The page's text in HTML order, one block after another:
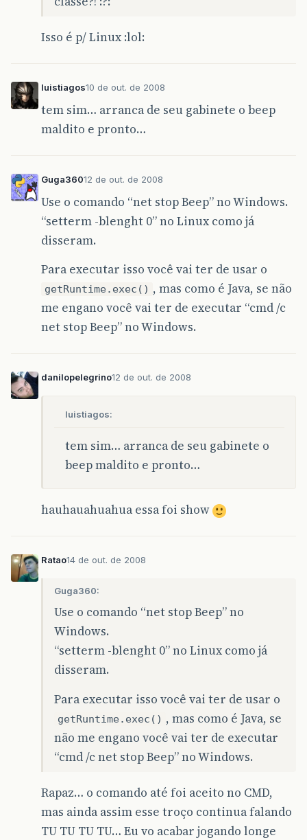
Isso é p/ Linux :lol:
luistiagos10 de out. de 2008
tem sim… arranca de seu gabinete o beep
maldito e pronto…
Guga36012 de out. de 2008
Use o comando “net stop Beep” no Windows.
“setterm -blenght 0” no Linux como já
disseram.
Para executar isso você vai ter de usar o
getRuntime.exec() , mas como é Java, se não
me engano você vai ter de executar “cmd /c
net stop Beep” no Windows.
danilopelegrino12 de out. de 2008
luistiagos:
tem sim… arranca de seu gabinete o
beep maldito e pronto…
hauhauahuahua essa foi show
Ratao14 de out. de 2008
Guga360:
Use o comando “net stop Beep” no
Windows.
“setterm -blenght 0” no Linux como já
disseram.
Para executar isso você vai ter de usar o
getRuntime.exec() , mas como é Java, se
não me engano você vai ter de executar
“cmd /c net stop Beep” no Windows.
Rapaz… o comando até foi aceito no CMD,
mas ainda assim esse troço continua falando
TU TU TU TU… Eu vo acabar jogando longe